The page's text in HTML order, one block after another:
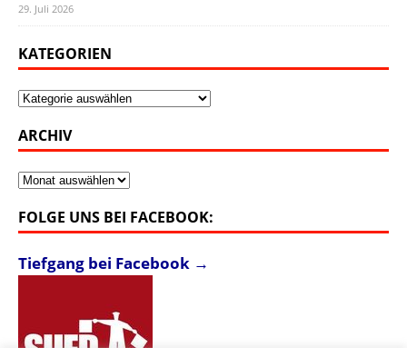
29. Juli 2026
KATEGORIEN
Kategorien
ARCHIV
Archiv
FOLGE UNS BEI FACEBOOK:
Tiefgang bei Facebook →